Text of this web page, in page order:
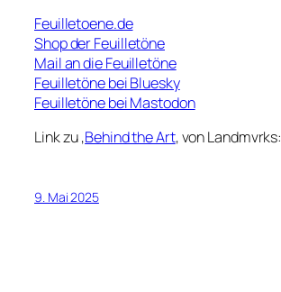
Feuilletoene.de
Shop der Feuilletöne
Mail an die Feuilletöne
Feuilletöne bei Bluesky
Feuilletöne bei Mastodon
Link zu ‚Behind the Art‚ von Landmvrks:
9. Mai 2025